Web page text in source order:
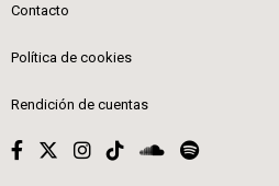
Contacto
Política de cookies
Rendición de cuentas